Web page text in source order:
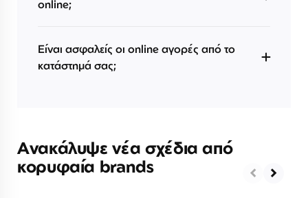
online;
Είναι ασφαλείς οι online αγορές από το
κατάστημά σας;
Ανακάλυψε νέα σχέδια από
κορυφαία brands